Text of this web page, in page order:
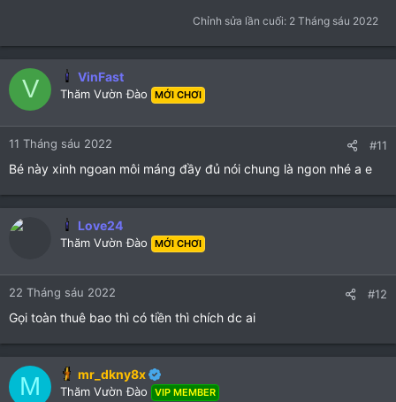
Chỉnh sửa lần cuối: 2 Tháng sáu 2022
V VinFast
Thăm Vườn Đào MỚI CHƠI
11 Tháng sáu 2022 #11
Bé này xinh ngoan môi máng đầy đủ nói chung là ngon nhé a e
Love24
Thăm Vườn Đào MỚI CHƠI
22 Tháng sáu 2022 #12
Gọi toàn thuê bao thì có tiền thì chích dc ai
M mr_dkny8x
Thăm Vườn Đào VIP MEMBER